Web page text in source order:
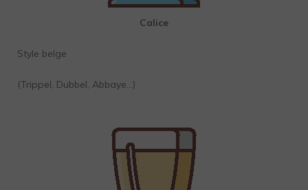
Calice
Style belge
(Trippel, Dubbel, Abbaye…)